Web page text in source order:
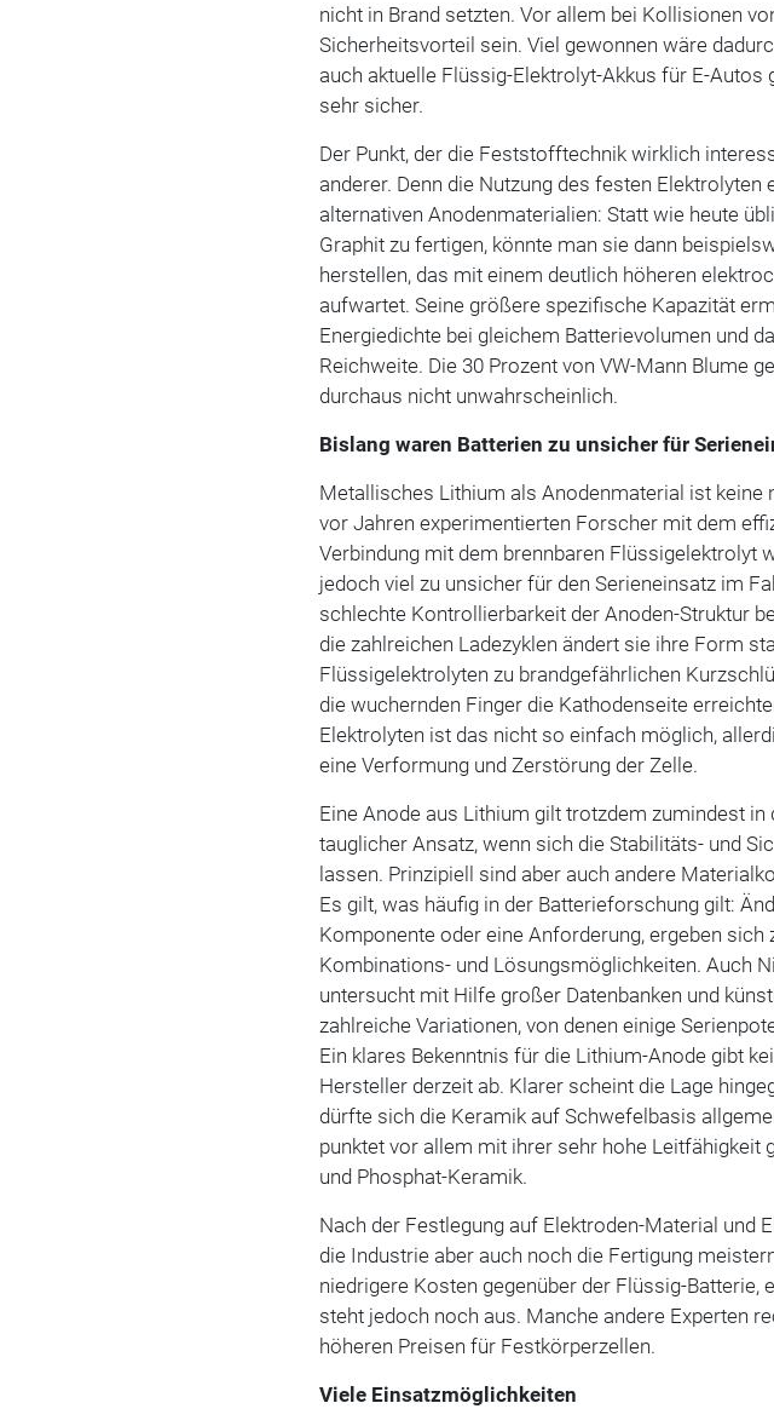
nicht in Brand setzten. Vor allem bei Kollisionen
Sicherheitsvorteil sein. Viel gewonnen wäre
auch aktuelle Flüssig-Elektrolyt-Akkus für E-Autos
sehr sicher.
Der Punkt, der die Feststofftechnik wirklich
anderer. Denn die Nutzung des festen Elektrolyten
alternativen Anodenmaterialien: Statt wie heute
Graphit zu fertigen, könnte man sie dann
herstellen, das mit einem deutlich höheren
aufwartet. Seine größere spezifische Kapazität
Energiedichte bei gleichem Batterievolumen und
Reichweite. Die 30 Prozent von VW-Mann Blume
durchaus nicht unwahrscheinlich.
Bislang waren Batterien zu unsicher für
Metallisches Lithium als Anodenmaterial ist keine
vor Jahren experimentierten Forscher mit dem
Verbindung mit dem brennbaren Flüssigelektrolyt
jedoch viel zu unsicher für den Serieneinsatz im
schlechte Kontrollierbarkeit der Anoden-Struktur
die zahlreichen Ladezyklen ändert sie ihre Form
Flüssigelektrolyten zu brandgefährlichen
die wuchernden Finger die Kathodenseite
Elektrolyten ist das nicht so einfach möglich,
eine Verformung und Zerstörung der Zelle.
Eine Anode aus Lithium gilt trotzdem zumindest in
tauglicher Ansatz, wenn sich die Stabilitäts- und
lassen. Prinzipiell sind aber auch andere
Es gilt, was häufig in der Batterieforschung gilt:
Komponente oder eine Anforderung, ergeben sich
Kombinations- und Lösungsmöglichkeiten. Auch
untersucht mit Hilfe großer Datenbanken und
zahlreiche Variationen, von denen einige
Ein klares Bekenntnis für die Lithium-Anode gibt
Hersteller derzeit ab. Klarer scheint die Lage
dürfte sich die Keramik auf Schwefelbasis
punktet vor allem mit ihrer sehr hohe Leitfähigkeit
und Phosphat-Keramik.
Nach der Festlegung auf Elektroden-Material und
die Industrie aber auch noch die Fertigung
niedrigere Kosten gegenüber der Flüssig-Batterie,
steht jedoch noch aus. Manche andere Experten
höheren Preisen für Festkörperzellen.
Viele Einsatzmöglichkeiten